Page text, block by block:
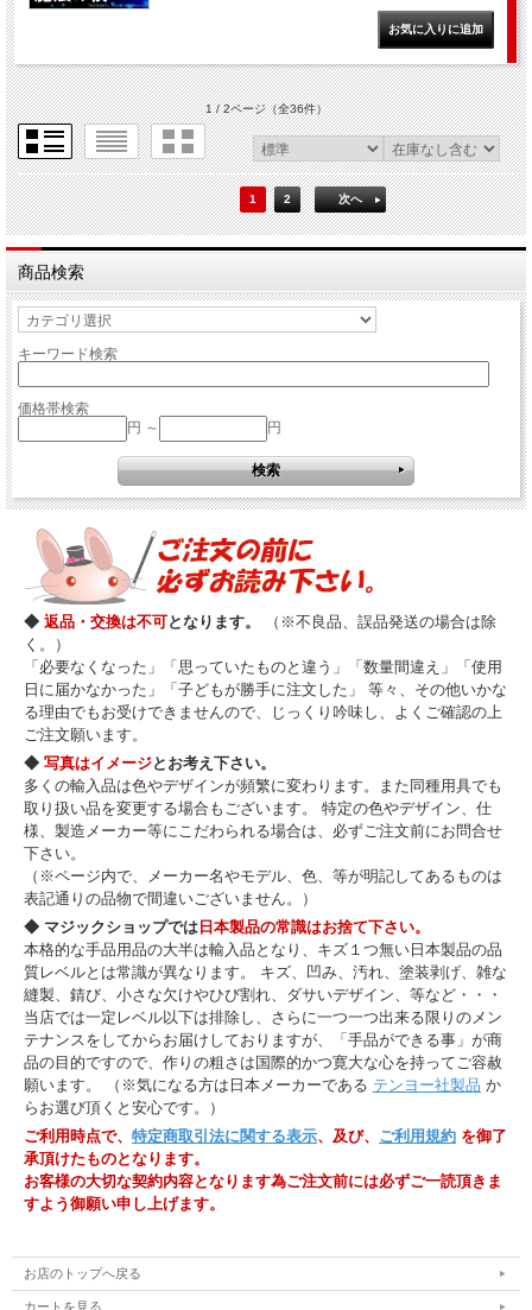
1 / 2ページ（全36件）
1 2 次へ
商品検索
キーワード検索
価格帯検索
円 ～
円
◆ 返品・交換は不可となります。
（※不良品、誤品発送の場合は除
く。）
「必要なくなった」「思っていたものと違う」「数量間違え」「使用
日に届かなかった」「子どもが勝手に注文した」 等々、その他いかな
る理由でもお受けできませんので、じっくり吟味し、よくご確認の上
ご注文願います。
◆ 写真はイメージとお考え下さい。
多くの輸入品は色やデザインが頻繁に変わります。また同種用具でも
取り扱い品を変更する場合もございます。 特定の色やデザイン、仕
様、製造メーカー等にこだわられる場合は、必ずご注文前にお問合せ
下さい。
（※ページ内で、メーカー名やモデル、色、等が明記してあるものは
表記通りの品物で間違いございません。）
◆ マジックショップでは 日本製品の常識はお捨て下さい。
本格的な手品用品の大半は輸入品となり、キズ１つ無い日本製品の品
質レベルとは常識が異なります。 キズ、凹み、汚れ、塗装剥げ、雑な
縫製、錆び、小さな欠けやひび割れ、ダサいデザイン、等など・・・
当店では一定レベル以下は排除し、さらに一つ一つ出来る限りのメン
テナンスをしてからお届けしておりますが、「手品ができる事」が商
品の目的ですので、作りの粗さは国際的かつ寛大な心を持ってご容赦
願います。 （※気になる方は日本メーカーである テンヨー社製品 か
らお選び頂くと安心です。）
ご利用時点で、 特定商取引法に関する表示、及び、 ご利用規約 を御了
承頂けたものとなります。
お客様の大切な契約内容となります為ご注文前には必ずご一読頂きま
すよう御願い申し上げます。
お店のトップへ戻る
カートを見る